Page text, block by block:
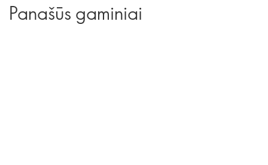
Panašūs gaminiai